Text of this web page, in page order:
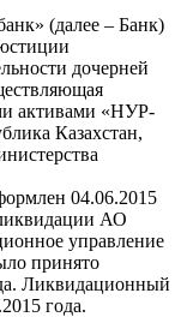
(далее – Банк)
дочерней
активами «НУР-
Казахстан,
04.06.2015
АО
управление
принято
Ликвидационный
года.